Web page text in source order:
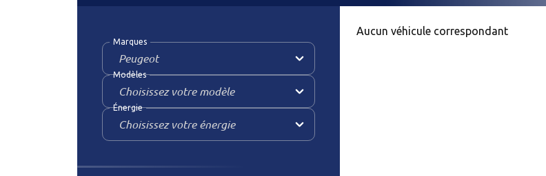
Marques
Modèles
Énergie
Aucun véhicule correspondant